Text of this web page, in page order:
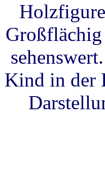
Großflächig
Kind in der